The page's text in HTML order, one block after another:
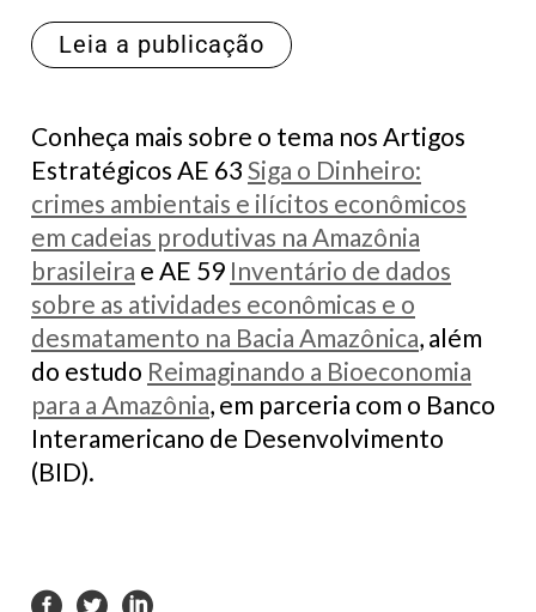
Leia a publicação
Conheça mais sobre o tema nos Artigos
Estratégicos AE 63 Siga o Dinheiro:
crimes ambientais e ilícitos econômicos
em cadeias produtivas na Amazônia
brasileira e AE 59 Inventário de dados
sobre as atividades econômicas e o
desmatamento na Bacia Amazônica, além
do estudo Reimaginando a Bioeconomia
para a Amazônia, em parceria com o Banco
Interamericano de Desenvolvimento
(BID).